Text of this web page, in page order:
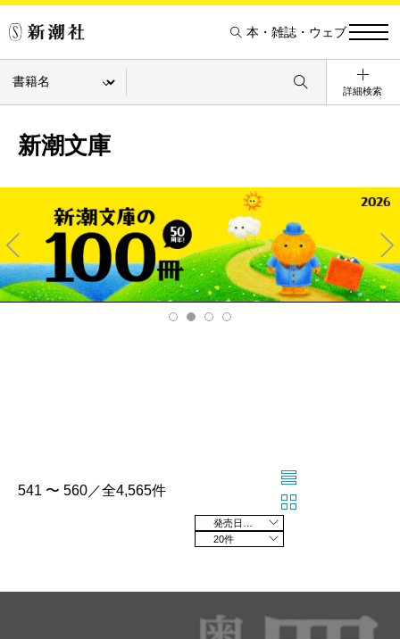
本・雑誌・ウェブ
詳細検索
新潮文庫
Pre
v
Ne
xt
541 〜 560／全4,565件
20件